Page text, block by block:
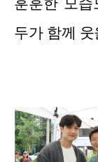
훈훈한 모
두가 함께